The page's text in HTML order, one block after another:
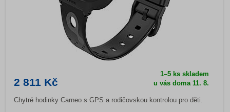
2 811 Kč
1–5 ks skladem
u vás doma11. 8.
Chytré hodinky Carneo s GPS a rodičovskou kontrolou pro děti.